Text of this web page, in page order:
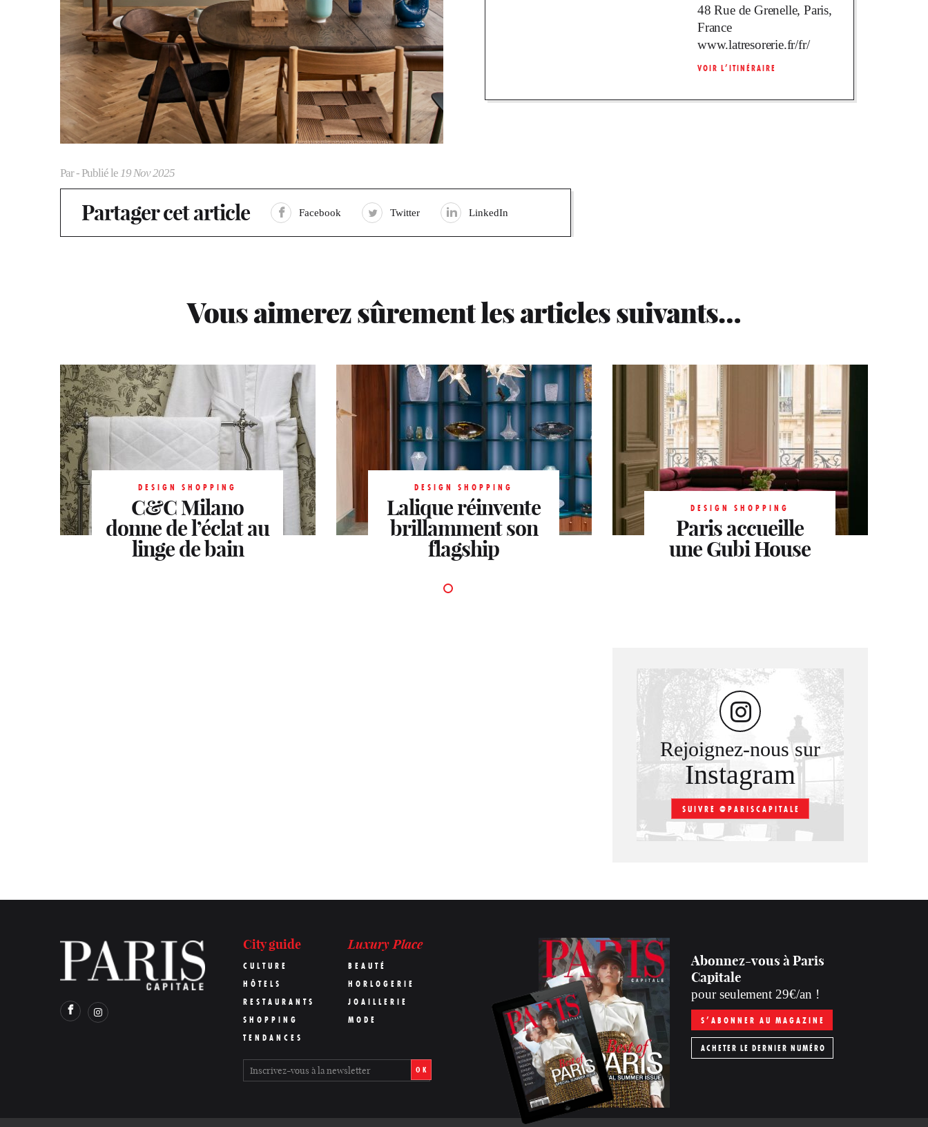
48 Rue de Grenelle, Paris,
France
www.latresorerie.fr/fr/
VOIR L’ITINÉRAIRE
Par- Publié le 19 Nov 2025
Partager cet article Facebook Twitter LinkedIn
Vous aimerez sûrement les articles suivants…
DESIGN SHOPPING
C&C Milano
donne de l’éclat au
linge de bain
DESIGN SHOPPING
Lalique réinvente
brillamment son
flagship
DESIGN SHOPPING
Paris accueille
une Gubi House
Rejoignez-nous sur
Instagram
SUIVRE @PARISCAPITALE
City guide
CULTURE
HÔTELS
RESTAURANTS
SHOPPING
TENDANCES
Luxury Place
BEAUTÉ
HORLOGERIE
JOAILLERIE
MODE
OK
Abonnez-vous à Paris
Capitale
pour seulement 29€/an !
S’ABONNER AU MAGAZINE
ACHETER LE DERNIER NUMÉRO